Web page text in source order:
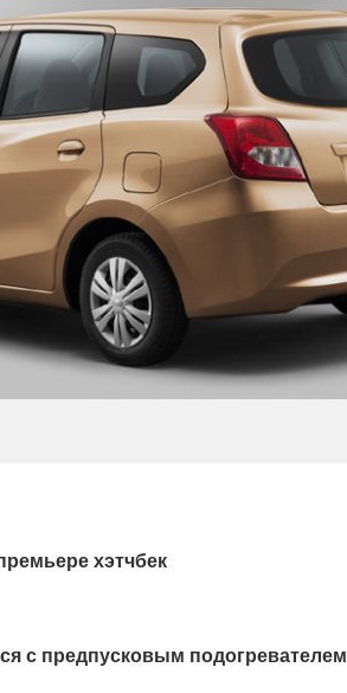
хэтчбек
с предпусковым подогревателем